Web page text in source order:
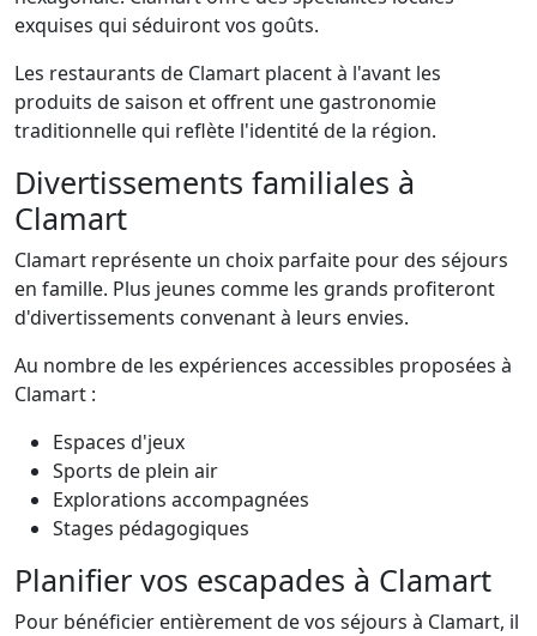
exquises qui séduiront vos goûts.
Les restaurants de Clamart placent à l'avant les
produits de saison et offrent une gastronomie
traditionnelle qui reflète l'identité de la région.
Divertissements familiales à
Clamart
Clamart représente un choix parfaite pour des séjours
en famille. Plus jeunes comme les grands profiteront
d'divertissements convenant à leurs envies.
Au nombre de les expériences accessibles proposées à
Clamart :
Espaces d'jeux
Sports de plein air
Explorations accompagnées
Stages pédagogiques
Planifier vos escapades à Clamart
Pour bénéficier entièrement de vos séjours à Clamart, il